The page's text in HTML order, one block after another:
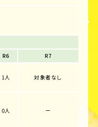
R6
R7
1人 対象者なし
0人 ー